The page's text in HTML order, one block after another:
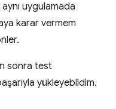
uygulamada
karar vermem
sonra test
yükleyebildim.